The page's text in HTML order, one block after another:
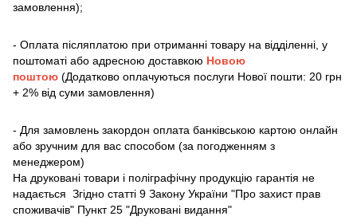
замовлення);
- Оплата післяплатою при отриманні товару на відділенні, у
поштоматі або адресною доставкою Новою
поштою (Додатково оплачуються послуги Нової пошти: 20 грн
+ 2% від суми замовлення)
- Для замовлень закордон оплата банківською картою онлайн
або зручним для вас способом (за погодженням з
менеджером)
На друковані товари і поліграфічну продукцію гарантія не
надається Згідно статті 9 Закону України "Про захист прав
споживачів" Пункт 25 "Друковані видання"